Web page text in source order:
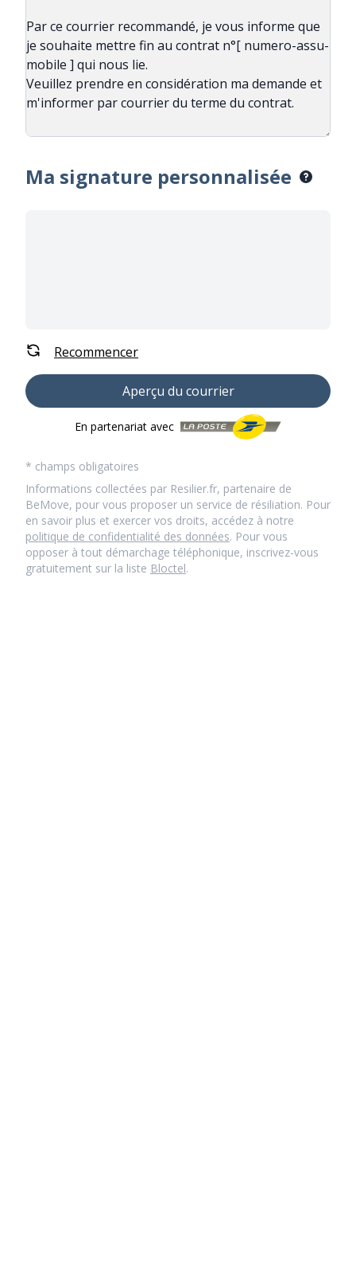
Ma signature personnalisée
Recommencer
Aperçu du courrier
En partenariat avec
* champs obligatoires
Informations collectées par Resilier.fr, partenaire de
BeMove, pour vous proposer un service de résiliation. Pour
en savoir plus et exercer vos droits, accédez à notre
politique de confidentialité des données. Pour vous
opposer à tout démarchage téléphonique, inscrivez-vous
gratuitement sur la liste Bloctel.